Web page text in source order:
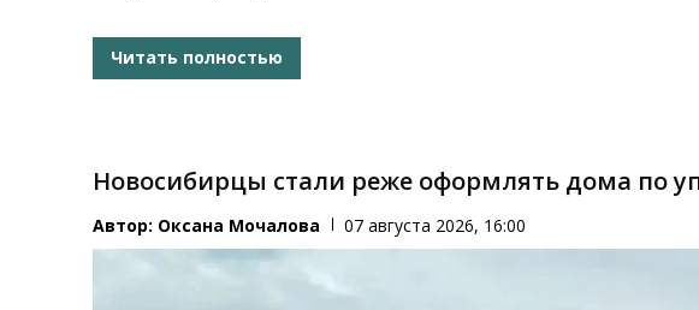
Читать полностью
Новосибирцы стали реже оформлять дома по
Автор: Оксана Мочалова 07 августа 2026, 16:00